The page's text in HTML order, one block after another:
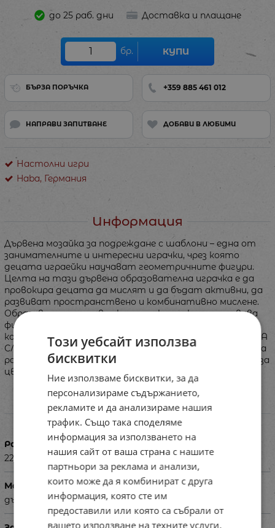
до 25 раб. дни Доставка и плащане
бр. КУПИ
БЪРЗА ПОРЪЧКА +359 885 461 012
НАПРАВИ ЗАПИТВАНЕ ДОБАВИ В ЛЮБИМИ
Настолни игри
Haba, Германия
Информация
Дървена мозайка за подреждане с шаблони – една от
занимателните и интересни играчки, чрез която
децата играейки научават геометричните фигури.
Целта на тази дървена образователна играчка е да
провокира децата да мислят и да бъдат активни, да
развиват пространствено и комбинативно мислене.
Образователен дървен конструктор, които развива
фина моторика, логическо мислене и въображение. В
комплекта има 10 двустранни шаблони с ТРИ НИВА НА
СЛОЖНОСТ, които са пример и помагат на детето да
развие умения за пренос на модел и наблюдателност за
цвета и формата на елементите.
Характеристики
Размери в см
22 x 22 х 6
Материал
дърво, картон
Този уебсайт използва
бисквитки
Ние използваме бисквитки, за да
персонализираме съдържанието,
рекламите и да анализираме нашия
трафик. Също така споделяме
информация за използването на
нашия сайт от ваша страна с нашите
партньори за реклама и анализи,
които може да я комбинират с друга
информация, която сте им
предоставили или която са събрали от
вашето използване на техните услуги.